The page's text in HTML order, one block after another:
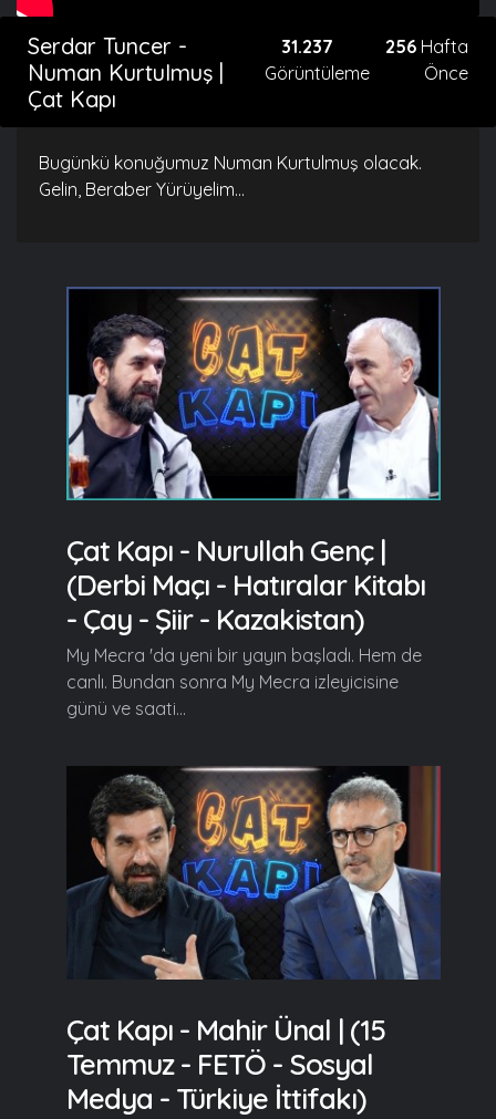
Serdar Tuncer -
Numan Kurtulmuş |
Çat Kapı
31.237
Görüntüleme
256 Hafta
Önce
Bugünkü konuğumuz Numan Kurtulmuş olacak.
Gelin, Beraber Yürüyelim...
Çat Kapı - Nurullah Genç |
(Derbi Maçı - Hatıralar Kitabı
- Çay - Şiir - Kazakistan)
My Mecra 'da yeni bir yayın başladı. Hem de
canlı. Bundan sonra My Mecra izleyicisine
günü ve saati...
Çat Kapı - Mahir Ünal | (15
Temmuz - FETÖ - Sosyal
Medya - Türkiye İttifakı)